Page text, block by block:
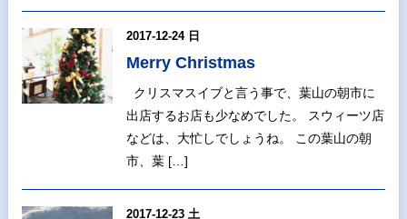
2017-12-24 日
Merry Christmas
クリスマスイブと言う事で、葉山の朝市に
出店するお店も少なめでした。 スウィーツ店
などは、大忙しでしょうね。 この葉山の朝
市、葉 […]
2017-12-23 土